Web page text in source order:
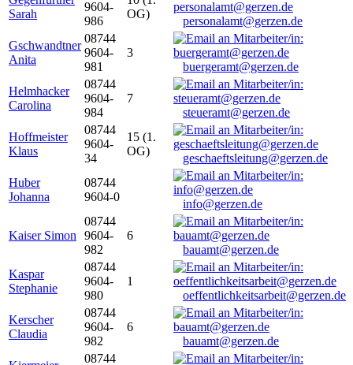
Sarah
9604-
986
OG)
personalamt@gerzen.de
Gschwandtner
Anita
08744
9604-
981
3
buergeramt@gerzen.de
Helmhacker
Carolina
08744
9604-
984
7
steueramt@gerzen.de
Hoffmeister
Klaus
08744
9604-
34
15 (1.
OG)
geschaeftsleitung@gerzen.de
Huber
Johanna
08744
9604-0
info@gerzen.de
Kaiser Simon
08744
9604-
982
6
bauamt@gerzen.de
Kaspar
Stephanie
08744
9604-
980
1
oeffentlichkeitsarbeit@gerzen.de
Kerscher
Claudia
08744
9604-
982
6
bauamt@gerzen.de
08744